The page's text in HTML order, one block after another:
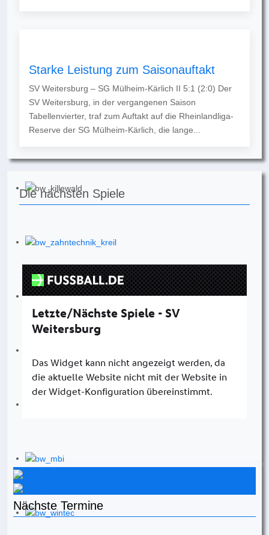
Starke Leistung zum Saisonauftakt
SV Weitersburg – SG Mülheim-Kärlich II 5:1 (2:0) Der
SV Weitersburg, in der vergangenen Saison
Tabellenvierter, traf zum Auftakt auf die Rheinlandliga-
Reserve der SG Mülheim-Kärlich, die lange...
Die nächsten Spiele
Nächste Termine